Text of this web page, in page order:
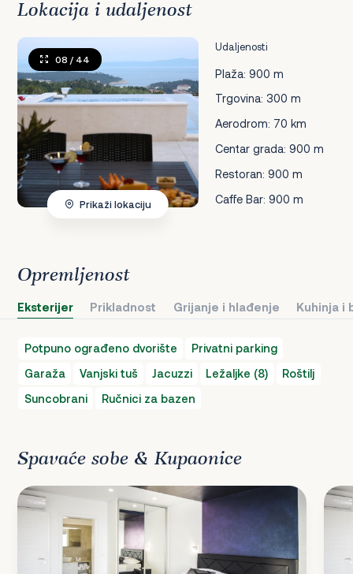
Lokacija i udaljenost
Udaljenosti
Plaža: 900 m
Trgovina: 300 m
Aerodrom: 70 km
Centar grada: 900 m
Restoran: 900 m
Caffe Bar: 900 m
08 / 44
Prikaži lokaciju
Opremljenost
Eksterijer Prikladnost Grijanje i hlađenje Kuhinja i
Potpuno ograđeno dvorište
Privatni parking
Garaža
Vanjski tuš Jacuzzi Ležaljke (8)
Roštilj
Suncobrani
Ručnici za bazen
Spavaće sobe & Kupaonice